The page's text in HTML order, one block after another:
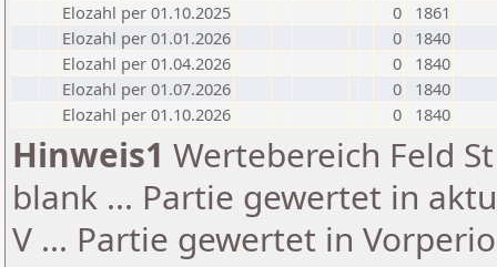
Elozahl per 01.10.2025
0
1861
Elozahl per 01.01.2026
0
1840
Elozahl per 01.04.2026
0
1840
Elozahl per 01.07.2026
0
1840
Elozahl per 01.10.2026
0 1840
Hinweis1 Wertebereich Feld
blank ... Partie gewertet in
V ... Partie gewertet in